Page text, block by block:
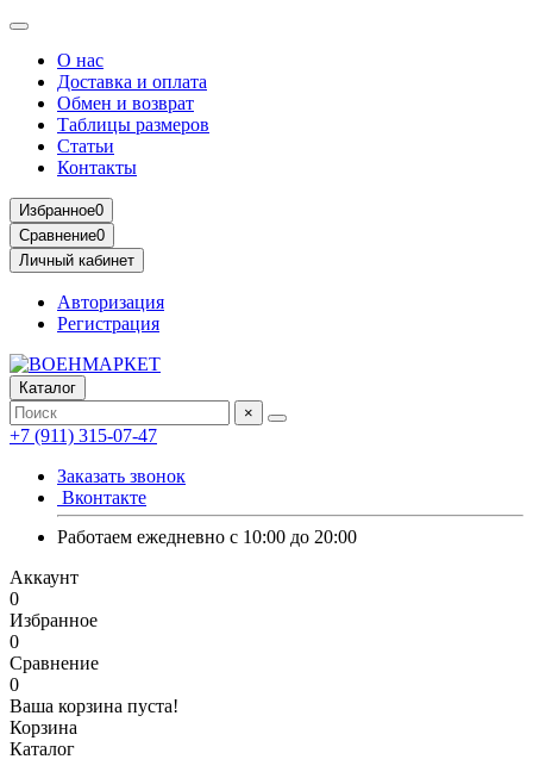
О нас
Доставка и оплата
Обмен и возврат
Таблицы размеров
Статьи
Контакты
Избранное0
Сравнение0
Личный кабинет
Авторизация
Регистрация
Каталог
×
+7 (911) 315-07-47
Заказать звонок
Вконтакте
Работаем ежедневно с 10:00 до 20:00
Аккаунт
0
Избранное
0
Сравнение
0
Ваша корзина пуста!
Корзина
Каталог